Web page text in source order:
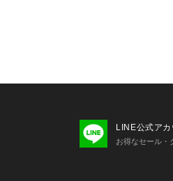
LINE公式アカ
お得なセール・